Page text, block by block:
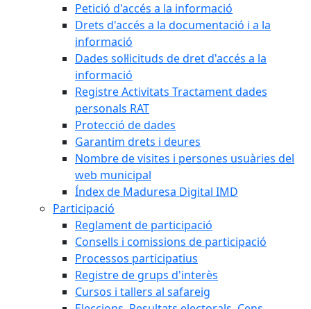
Petició d'accés a la informació
Drets d'accés a la documentació i a la
informació
Dades sol·licituds de dret d'accés a la
informació
Registre Activitats Tractament dades
personals RAT
Protecció de dades
Garantim drets i deures
Nombre de visites i persones usuàries del
web municipal
Índex de Maduresa Digital IMD
Participació
Reglament de participació
Consells i comissions de participació
Processos participatius
Registre de grups d'interès
Cursos i tallers al safareig